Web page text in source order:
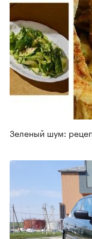
Зеленый шум: